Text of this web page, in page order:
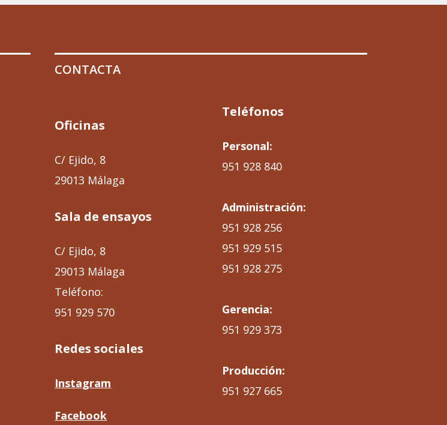
CONTACTA
Oficinas
C/ Ejido, 8
29013 Málaga
Sala de ensayos
C/ Ejido, 8
29013 Málaga
Teléfono:
951 929 570
Redes sociales
Instagram
Facebook
Teléfonos
Personal:
951 928 840
Administración:
951 928 256
951 929 515
951 928 275
Gerencia:
951 929 373
Producción:
951 927 665